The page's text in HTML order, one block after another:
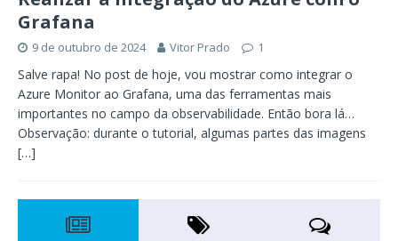
Grafana
9 de outubro de 2024 Vitor Prado 1
Salve rapa! No post de hoje, vou mostrar como integrar o
Azure Monitor ao Grafana, uma das ferramentas mais
importantes no campo da observabilidade. Então bora lá…
Observação: durante o tutorial, algumas partes das imagens
[…]